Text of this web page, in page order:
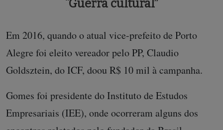
“Guerra cultural”
Em 2016, quando o atual vice-prefeito de Porto
Alegre foi eleito vereador pelo PP, Claudio
Goldsztein, do ICF, doou R$ 10 mil à campanha.
Gomes foi presidente do Instituto de Estudos
Empresariais (IEE), onde ocorreram alguns dos